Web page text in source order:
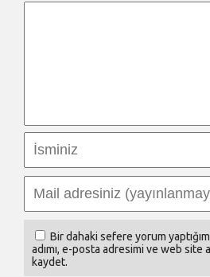
Bir dahaki sefere yorum
adımı, e-posta adresimi ve web site
kaydet.